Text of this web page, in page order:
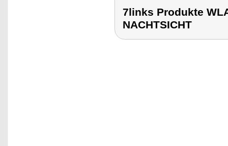
7links Produkte
NACHTSICHT